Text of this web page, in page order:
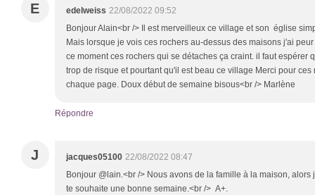
E edelweiss 22/08/2022 09:52
Bonjour Alain<br /> Il est merveilleux ce village et son église
Mais lorsque je vois ces rochers au-dessus des maisons j'ai
ce moment ces rochers qui se détaches ça craint. il faut espérer
trop de risque et pourtant qu'il est beau ce village Merci pour
chaque page. Doux début de semaine bisous<br /> Marlène
Répondre
J jacques05100 22/08/2022 08:47
Bonjour @lain.<br /> Nous avons de la famille à la maison,
te souhaite une bonne semaine.<br /> A+.